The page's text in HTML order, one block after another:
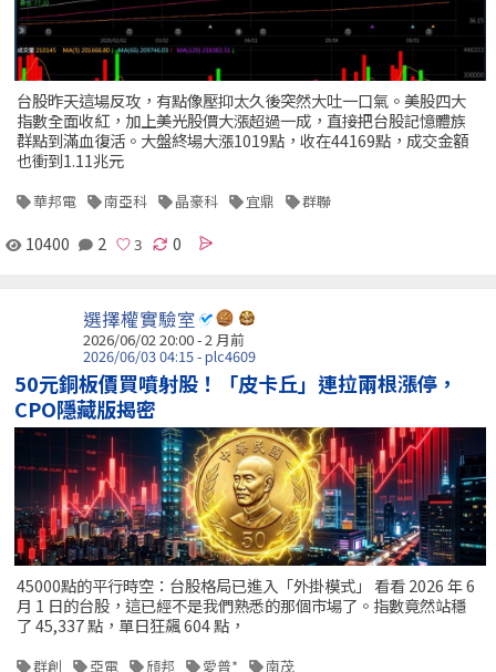
台股昨天這場反攻，有點像壓抑太久後突然大吐一口氣。美股四大
指數全面收紅，加上美光股價大漲超過一成，直接把台股記憶體族
群點到滿血復活。大盤終場大漲1019點，收在44169點，成交金額
也衝到1.11兆元
華邦電 南亞科 晶豪科 宜鼎 群聯
10400 2 0
選擇權實驗室
2026/06/02 20:00 - 2 月前
2026/06/03 04:15 - plc4609
50元銅板價買噴射股！「皮卡丘」連拉兩根漲停，
CPO隱藏版揭密
45000點的平行時空：台股格局已進入「外掛模式」 看看 2026 年 6
月 1 日的台股，這已經不是我們熟悉的那個市場了。指數竟然站穩
了 45,337 點，單日狂飆 604 點，
群創 亞電 頎邦 愛普* 南茂